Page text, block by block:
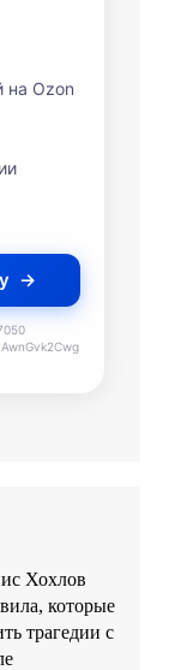
на Ozon
Хохлов
которые
трагедии с